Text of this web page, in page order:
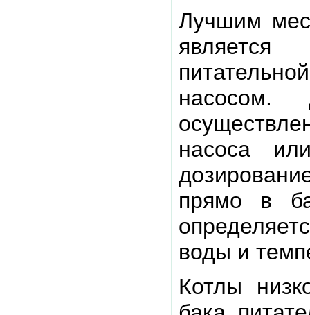
Лучшим
насосом.
насоса
прямо в
воды и
Котлы